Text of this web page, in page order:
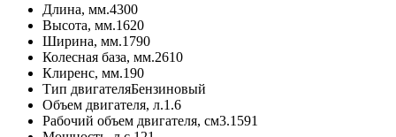
Длина, мм.4300
Высота, мм.1620
Ширина, мм.1790
Колесная база, мм.2610
Клиренс, мм.190
Тип двигателяБензиновый
Объем двигателя, л.1.6
Рабочий объем двигателя, см3.1591